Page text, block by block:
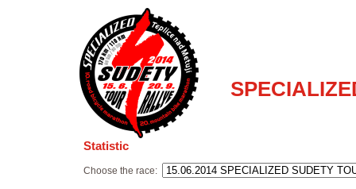
Statistic
Choose the race: